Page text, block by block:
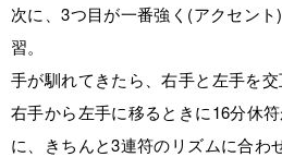
次に、3つ目が一番強く(アクセン
習。
手が馴れてきたら、右手と左手を交
右手から左手に移るときに16分休
に、きちんと3連符のリズムに合わ